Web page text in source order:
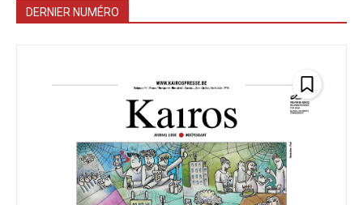
DERNIER NUMÉRO